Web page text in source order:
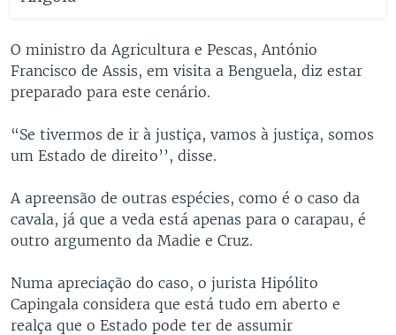
O ministro da Agricultura e Pescas, António
Francisco de Assis, em visita a Benguela, diz estar
preparado para este cenário.
“Se tivermos de ir à justiça, vamos à justiça, somos
um Estado de direito’’, disse.
A apreensão de outras espécies, como é o caso da
cavala, já que a veda está apenas para o carapau, é
outro argumento da Madie e Cruz.
Numa apreciação do caso, o jurista Hipólito
Capingala considera que está tudo em aberto e
realça que o Estado pode ter de assumir